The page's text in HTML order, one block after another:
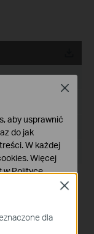
dla
Close
aby usprawnić
do jak
W każdej
Więcej
wPolityce
działania
Close